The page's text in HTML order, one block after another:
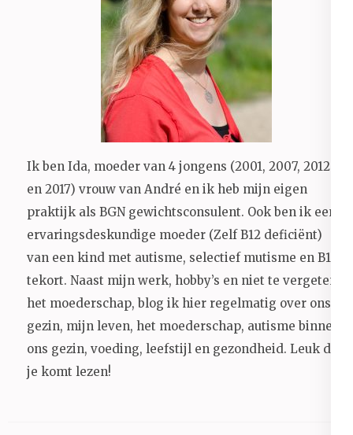
Ik ben Ida, moeder van 4 jongens (2001, 2007, 2012
en 2017) vrouw van André en ik heb mijn eigen
praktijk als BGN gewichtsconsulent. Ook ben ik een
ervaringsdeskundige moeder (Zelf B12 deficiënt)
van een kind met autisme, selectief mutisme en B12
tekort. Naast mijn werk, hobby’s en niet te vergeten
het moederschap, blog ik hier regelmatig over ons
gezin, mijn leven, het moederschap, autisme binnen
ons gezin, voeding, leefstijl en gezondheid. Leuk dat
je komt lezen!